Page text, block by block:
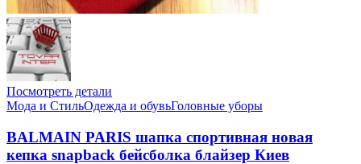
Посмотреть детали
Мода и СтильОдежда и обувьГоловные уборы
BALMAIN PARIS шапка спортивная новая
кепка snapback бейсболка блайзер Киев